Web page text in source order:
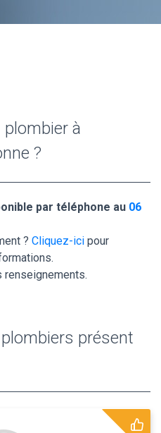
à
?
par téléphone au 06
? Cliquez-ici pour
renseignements.
présent